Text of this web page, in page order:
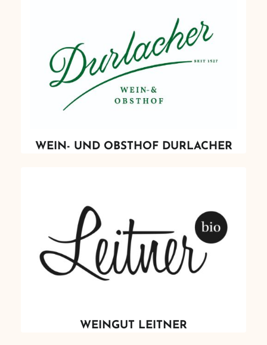
WEIN- UND OBSTHOF DURLACHER
WEINGUT LEITNER